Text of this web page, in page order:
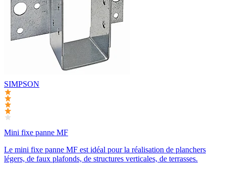
SIMPSON
Mini fixe panne MF
Le mini fixe panne MF est idéal pour la réalisation de planchers
légers, de faux plafonds, de structures verticales, de terrasses.